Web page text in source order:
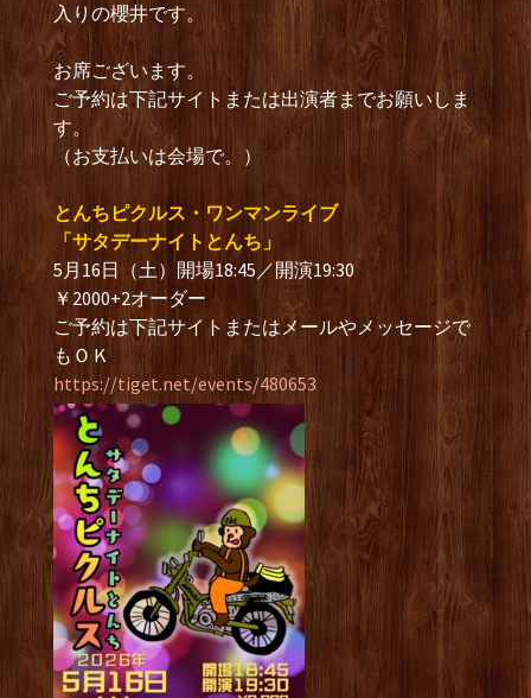
入りの櫻井です。
お席ございます。
ご予約は下記サイトまたは出演者までお願いしま
す。
（お支払いは会場で。）
とんちピクルス・ワンマンライブ
「サタデーナイトとんち」
5月16日（土）開場18:45／開演19:30
￥2000+2オーダー
ご予約は下記サイトまたはメールやメッセージで
もＯＫ
https://tiget.net/events/480653